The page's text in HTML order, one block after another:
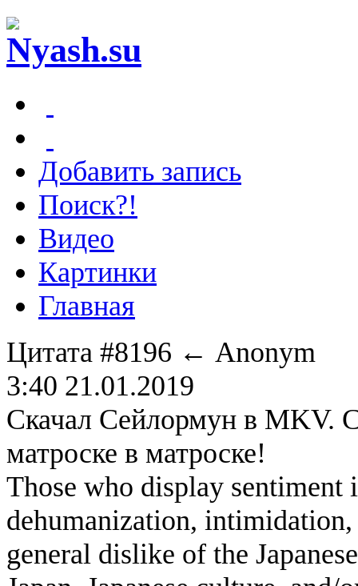
Добавить запись
Поиск?!
Видео
Картинки
Главная
Цитата #8196 ← Anonym
3:40 21.01.2019
Скачал Сейлормун в MKV.
матроске в матроске!
Those who display
dehumanization,
general dislike of the